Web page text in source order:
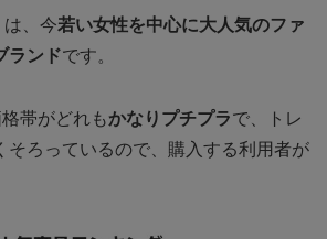
は、今若い女性を中心に大人気のファ
ランドです。
帯がどれもかなりプチプラで、トレ
そろっているので、購入する利用者が